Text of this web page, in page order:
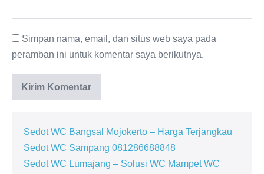
Simpan nama, email, dan situs web saya pada
peramban ini untuk komentar saya berikutnya.
Sedot WC Bangsal Mojokerto – Harga Terjangkau
Sedot WC Sampang 081286688848
Sedot WC Lumajang – Solusi WC Mampet WC